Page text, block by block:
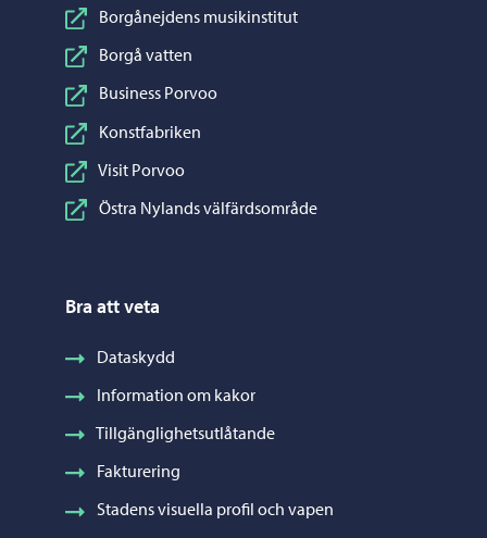
Borgånejdens musikinstitut
Borgå vatten
Business Porvoo
Konstfabriken
Visit Porvoo
Östra Nylands välfärdsområde
Bra att veta
Dataskydd
Information om kakor
Tillgänglighetsutlåtande
Fakturering
Stadens visuella profil och vapen